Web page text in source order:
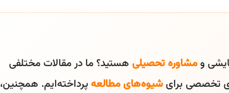
ومشاوره تحصیلی هستید؟ ما در مقالات مختلفی
تخصصی برایشیوه‌های مطالعهپرداخته‌ایم. همچنین،